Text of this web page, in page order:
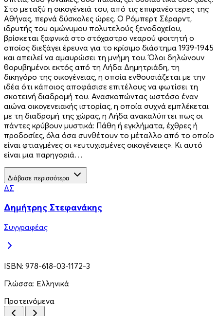
Στο μεταξύ η οικογένειά του, από τις επιφανέστερες της
Αθήνας, περνά δύσκολες ώρες. Ο Ρόμπερτ Σέραρντ,
ιδρυτής του ομώνυμου πολυτελούς ξενοδοχείου,
βρίσκεται ξαφνικά στο στόχαστρο νεαρού φοιτητή ο
οποίος διεξάγει έρευνα για το κρίσιμο διάστημα 1939-1945
και απειλεί να αμαυρώσει τη μνήμη του. Όλοι δηλώνουν
θορυβημένοι εκτός από τη Λήδα Δημητριάδη, τη
δικηγόρο της οικογένειας, η οποία ενθουσιάζεται με την
ιδέα ότι κάποιος αποφάσισε επιτέλους να φωτίσει τη
σκοτεινή διαδρομή του. Ανασκοπώντας ωστόσο έναν
αιώνα οικογενειακής ιστορίας, η οποία συχνά εμπλέκεται
με τη διαδρομή της χώρας, η Λήδα ανακαλύπτει πως οι
πάντες κρύβουν μυστικά: Πάθη ή εγκλήματα, έχθρες ή
προδοσίες, όλα όσα συνθέτουν το μέταλλο από το οποίο
είναι φτιαγμένες οι «ευτυχισμένες οικογένειες». Κι αυτό
είναι μια παρηγοριά…
Διάβασε περισσότερα
ΔΣ
Δημήτρης Στεφανάκης
Συγγραφέας
ISBN: 978-618-03-1172-3
Γλώσσα: Ελληνικά
Προτεινόμενα